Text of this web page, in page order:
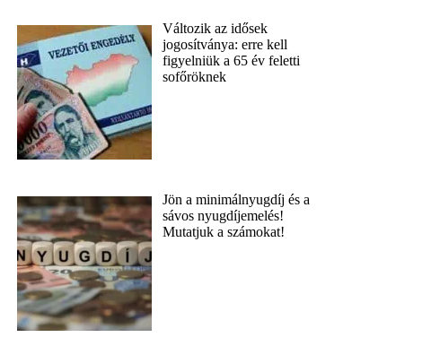
Változik az idősek
jogosítványa: erre kell
figyelniük a 65 év feletti
sofőröknek
Jön a minimálnyugdíj és a
sávos nyugdíjemelés!
Mutatjuk a számokat!